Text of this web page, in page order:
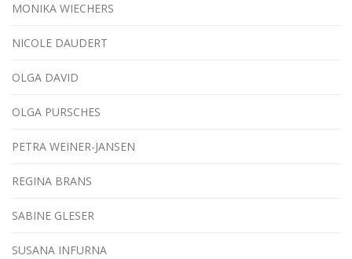
MONIKA WIECHERS
NICOLE DAUDERT
OLGA DAVID
OLGA PURSCHES
PETRA WEINER-JANSEN
REGINA BRANS
SABINE GLESER
SUSANA INFURNA